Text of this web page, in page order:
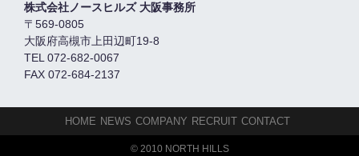
株式会社ノースヒルズ 大阪事務所
〒569-0805
大阪府高槻市上田辺町19-8
TEL 072-682-0067
FAX 072-684-2137
HOME NEWS COMPANY RECRUIT CONTACT
© 2010 NORTH HILLS